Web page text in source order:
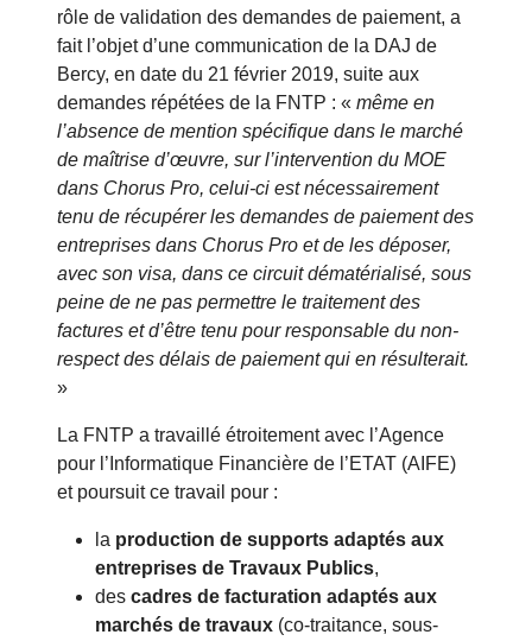
rôle de validation des demandes de paiement, a
fait l’objet d’une communication de la DAJ de
Bercy, en date du 21 février 2019, suite aux
demandes répétées de la FNTP : « même en
l’absence de mention spécifique dans le marché
de maîtrise d’œuvre, sur l’intervention du MOE
dans Chorus Pro, celui-ci est nécessairement
tenu de récupérer les demandes de paiement des
entreprises dans Chorus Pro et de les déposer,
avec son visa, dans ce circuit dématérialisé, sous
peine de ne pas permettre le traitement des
factures et d’être tenu pour responsable du non-
respect des délais de paiement qui en résulterait.
»
La FNTP a travaillé étroitement avec l’Agence
pour l’Informatique Financière de l’ETAT (AIFE)
et poursuit ce travail pour :
la production de supports adaptés aux
entreprises de Travaux Publics,
des cadres de facturation adaptés aux
marchés de travaux (co-traitance, sous-